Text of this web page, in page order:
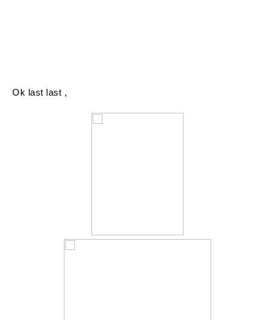
Ok last last ,